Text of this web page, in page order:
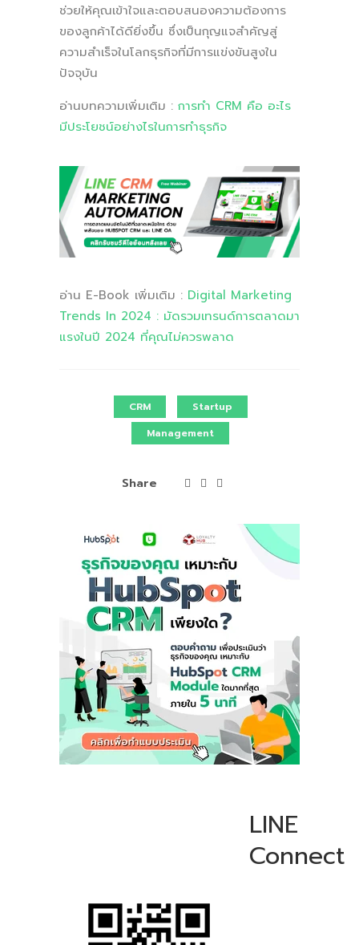
ช่วยให้คุณเข้าใจและตอบสนองความต้องการ
ของลูกค้าได้ดียิ่งขึ้น ซึ่งเป็นกุญแจสำคัญสู่
ความสำเร็จในโลกธุรกิจที่มีการแข่งขันสูงใน
ปัจจุบัน
อ่านบทความเพิ่มเติม : การทำ CRM คือ อะไร
มีประโยชน์อย่างไรในการทำธุรกิจ
อ่าน E-Book เพิ่มเติม : Digital Marketing
Trends In 2024 : มัดรวมเทรนด์การตลาดมา
แรงในปี 2024 ที่คุณไม่ควรพลาด
CRM
Startup
Management
Share
LINE
Connect